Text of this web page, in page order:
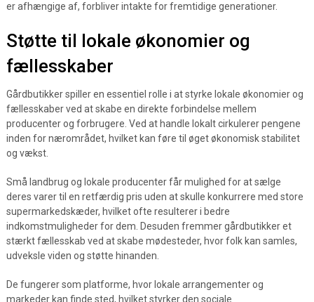
er afhængige af, forbliver intakte for fremtidige generationer.
Støtte til lokale økonomier og
fællesskaber
Gårdbutikker spiller en essentiel rolle i at styrke lokale økonomier og
fællesskaber ved at skabe en direkte forbindelse mellem
producenter og forbrugere. Ved at handle lokalt cirkulerer pengene
inden for nærområdet, hvilket kan føre til øget økonomisk stabilitet
og vækst.
Små landbrug og lokale producenter får mulighed for at sælge
deres varer til en retfærdig pris uden at skulle konkurrere med store
supermarkedskæder, hvilket ofte resulterer i bedre
indkomstmuligheder for dem. Desuden fremmer gårdbutikker et
stærkt fællesskab ved at skabe mødesteder, hvor folk kan samles,
udveksle viden og støtte hinanden.
De fungerer som platforme, hvor lokale arrangementer og
markeder kan finde sted, hvilket styrker den sociale